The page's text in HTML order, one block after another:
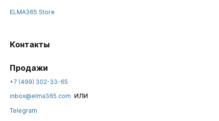
ELMA365 Store
Контакты
Продажи
+7 (499) 302-33-65
inbox@elma365.com или
Telegram